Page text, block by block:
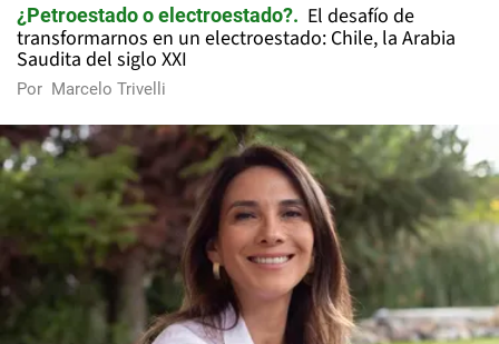
¿Petroestado o electroestado?
El desafío de
transformarnos en un electroestado: Chile, la Arabia
Saudita del siglo XXI
Por Marcelo Trivelli